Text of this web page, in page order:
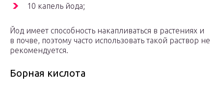
10 капель йода;
Йод имеет способность накапливаться в растениях и
в почве, поэтому часто использовать такой раствор не
рекомендуется.
Борная кислота